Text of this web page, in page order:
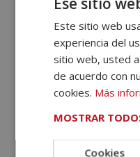
Este sitio web
experiencia del
sitio web, usted
de acuerdo con
cookies. Más
MOSTRAR
Cookies